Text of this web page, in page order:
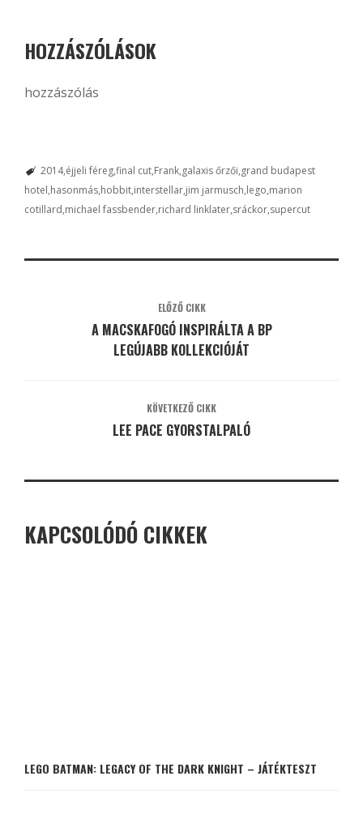
HOZZÁSZÓLÁSOK
hozzászólás
2014 éjjeli féregfinal cut Frank galaxis őrzői grand budapest
hotel hasonmás hobbit interstellar jim jarmusch lego marion
cotillard michael fassbender richard linklater sráckor supercut
ELŐZŐ CIKK
A MACSKAFOGÓ INSPIRÁLTA A BP
LEGÚJABB KOLLEKCIÓJÁT
KÖVETKEZŐ CIKK
LEE PACE GYORSTALPALÓ
KAPCSOLÓDÓ CIKKEK
LEGO BATMAN: LEGACY OF THE DARK KNIGHT – JÁTÉKTESZT